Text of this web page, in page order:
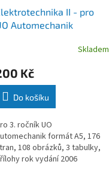
II - pro
Automechanik
Skladem
Kč
Do košíku
3. ročník UO
formát A5, 176
108 obrázků, 3 tabulky,
rok vydání 2006